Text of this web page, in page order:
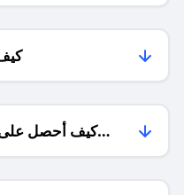
كيف أحصل على